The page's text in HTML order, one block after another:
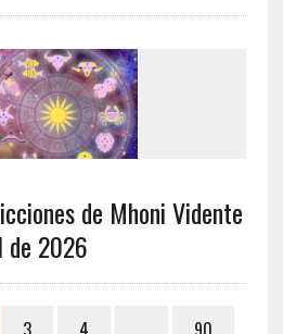
de Mhoni Vidente
2026